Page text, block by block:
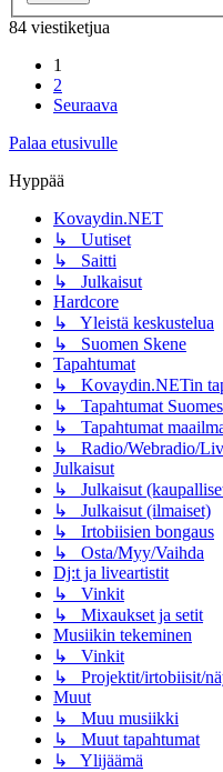
84 viestiketjua
1
2
Seuraava
Palaa etusivulle
Hyppää
Kovaydin.NET
↳ Uutiset
↳ Saitti
↳ Julkaisut
Hardcore
↳ Yleistä keskustelua
↳ Suomen Skene
Tapahtumat
↳ Kovaydin.NETin
↳ Tapahtumat
↳ Tapahtumat
↳ Radio/Webradio/
Julkaisut
↳ Julkaisut
↳ Julkaisut (ilmaiset)
↳ Irtobiisien bongaus
↳ Osta/Myy/Vaihda
Dj:t ja liveartistit
↳ Vinkit
↳ Mixaukset ja setit
Musiikin tekeminen
↳ Vinkit
↳ Projektit/irtobiisit/
Muut
↳ Muu musiikki
↳ Muut tapahtumat
↳ Ylijäämä